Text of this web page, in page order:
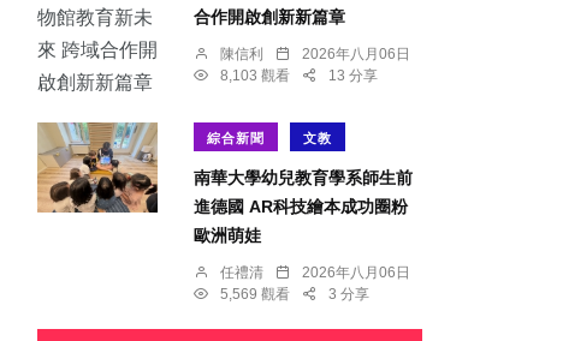
合作開啟創新新篇章
陳信利
2026年八月06日
8,103 觀看
13 分享
綜合新聞 文教
南華大學幼兒教育學系師生前
進德國 AR科技繪本成功圈粉
歐洲萌娃
任禮清
2026年八月06日
5,569 觀看
3 分享